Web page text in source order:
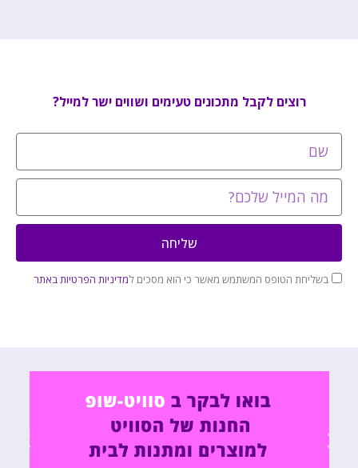
רוצים לקבל מתכונים טעימים ושווים ישר למייל?
בשליחת הטופס המשתמש מאשר כי הוא מסכים למדיניות הפרטיות באתר
שליחה